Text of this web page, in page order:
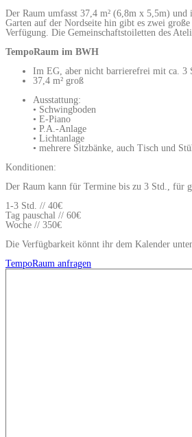
Der Raum umfasst 37,4 m² (6,8m x 5,5m)
Garten auf der Nordseite hin gibt es zwei
Verfügung. Die Gemeinschaftstoiletten des
TempoRaum im BWH
Im EG, aber nicht barrierefrei mit ca. 3
37,4 m² groß
Ausstattung:
• Schwingboden
• E-Piano
• P.A.-Anlage
• Lichtanlage
• mehrere Sitzbänke, auch Tisch und
Konditionen:
Der Raum kann für Termine bis zu 3 Std., für
1-3 Std. // 40€
Tag pauschal // 60€
Woche // 350€
Die Verfügbarkeit könnt ihr dem Kalender
TempoRaum anfragen